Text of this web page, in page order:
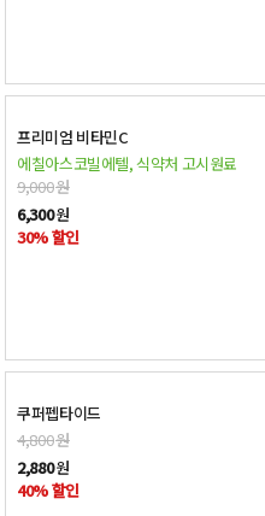
프리미엄 비타민C
에칠아스코빌에텔, 식약처 고시원료
9,000원
6,300원
30% 할인
쿠퍼펩타이드
4,800원
2,880원
40% 할인